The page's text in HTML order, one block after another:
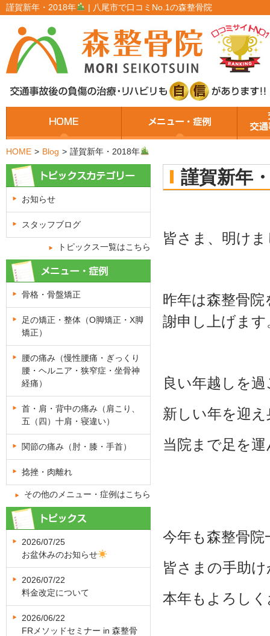
謹賀新年・2018年 | 八尾市で口コミNo.1の森整骨院
HOME > Blog > 謹賀新年・2018年
謹賀新年
皆さま、明け
昨年は森整骨
謝申し上げます
良い年越しを
新しい年を迎
当院まで足を
今年も森整骨院
皆さまの手助
本年もよろし
お知らせ
スタッフブログ
トピックス一覧はこちら
骨格・骨盤矯正
足の矯正・整体（O脚矯正・X脚
矯正）
腰の痛み（慢性腰痛・ぎっくり
腰・ヘルニア・狭窄症・坐骨神
経痛）
首・肩・背中の痛み（肩こり、
五（四）十肩・寝違い）
関節の痛み（肘・膝・手首）
捻挫・肉離れ
その他のメニュー・症例はこちら
2026/07/25
お盆休みのお知らせ
2026/07/22
料金改定について
2026/06/22
FRメソッドセミナー in 森整骨